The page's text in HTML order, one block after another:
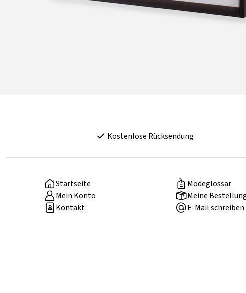
Kostenlose Rücksendung
Startseite
Modeglossar
Mein Konto
Meine Bestellung
Kontakt
E-Mail schreiben